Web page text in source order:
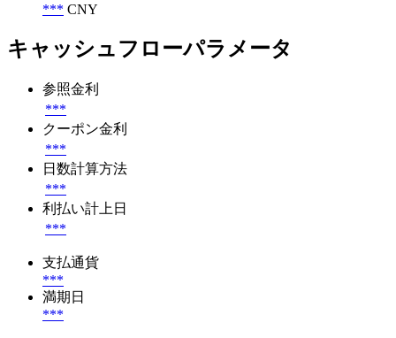
*** CNY
キャッシュフローパラメータ
参照金利
***
クーポン金利
***
日数計算方法
***
利払い計上日
***
支払通貨
***
満期日
***